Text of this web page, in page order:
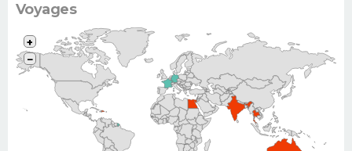
Voyages
+
−